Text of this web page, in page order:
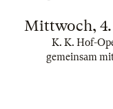
Mittwoch,
K. K. Hof-
gemeinsam